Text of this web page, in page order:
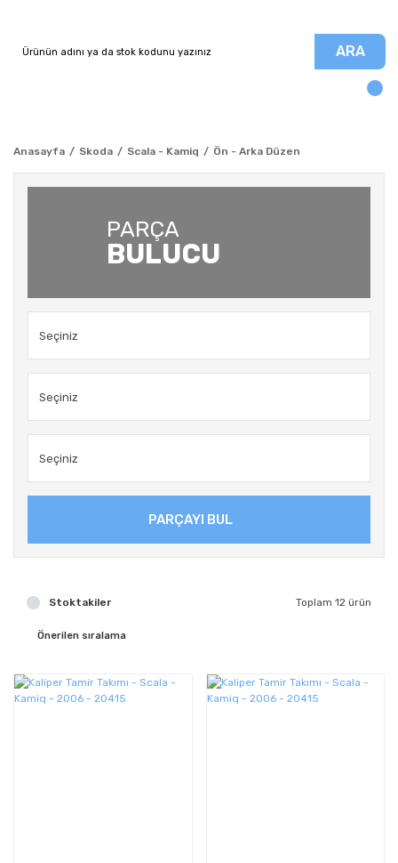
ARA
Anasayfa Skoda Scala - Kamiq Ön - Arka Düzen
PARÇA
BULUCU
PARÇAYI BUL
Stoktakiler Toplam 12 ürün